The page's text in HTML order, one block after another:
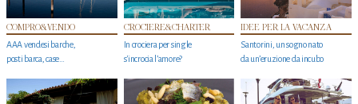
COMPRO&VENDO
AAA vendesi barche,
posti barca, case…
CROCIERE&CHARTER
In crociera per single
s'incrocia l’amore?
IDEE PER LA VACANZA
Santorini, un sogno nato
da un’eruzione da incubo